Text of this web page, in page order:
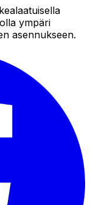
ympäri
asennukseen.